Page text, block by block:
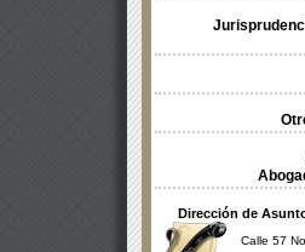
Dirección de
Calle 57